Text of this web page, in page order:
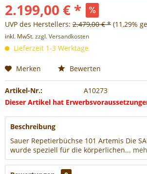
2.199,00 € *
UVP des Herstellers: 2.479,00 € * (11,29%
inkl. MwSt.zzgl. Versandkosten
Lieferzeit 1-3 Werktage
Merken Bewerten
Artikel-Nr.:
A10273
Dieser Artikel hat
Beschreibung
Sauer Repetierbüchse 101 Artemis Die
wurde speziell für die körperlichen...